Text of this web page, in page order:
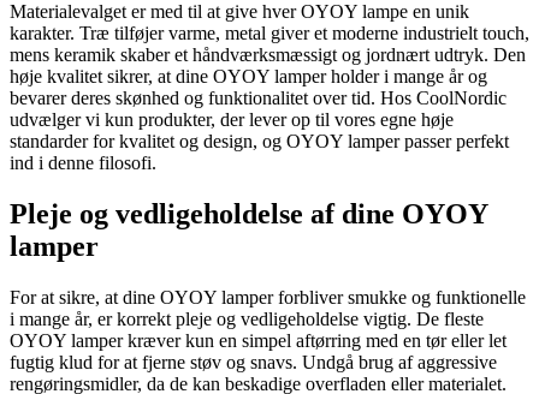
Materialevalget er med til at give hver OYOY lampe en unik
karakter. Træ tilføjer varme, metal giver et moderne industrielt touch,
mens keramik skaber et håndværksmæssigt og jordnært udtryk. Den
høje kvalitet sikrer, at dine OYOY lamper holder i mange år og
bevarer deres skønhed og funktionalitet over tid. Hos CoolNordic
udvælger vi kun produkter, der lever op til vores egne høje
standarder for kvalitet og design, og OYOY lamper passer perfekt
ind i denne filosofi.
Pleje og vedligeholdelse af dine OYOY
lamper
For at sikre, at dine OYOY lamper forbliver smukke og funktionelle
i mange år, er korrekt pleje og vedligeholdelse vigtig. De fleste
OYOY lamper kræver kun en simpel aftørring med en tør eller let
fugtig klud for at fjerne støv og snavs. Undgå brug af aggressive
rengøringsmidler, da de kan beskadige overfladen eller materialet.